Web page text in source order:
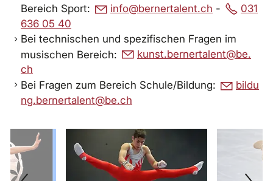
Bereich Sport:
nf b rn rt l nt ch -
031
636 05 40
Bei technischen und spezifischen Fragen im
musischen Bereich:
k nst b rn rt l nt
b
ch
Bei Fragen zum Bereich Schule/Bildung:
b ld
ng b rn rt l nt b ch